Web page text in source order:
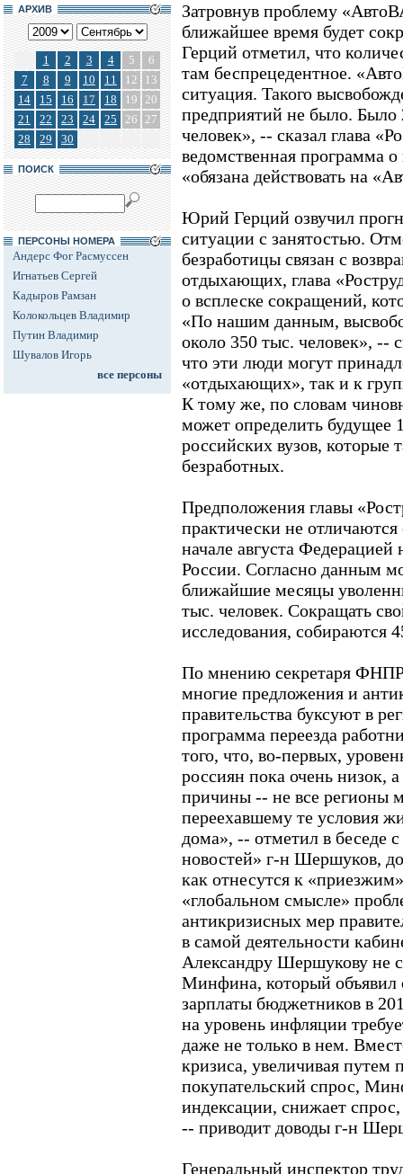
АРХИВ
1 2 3 4 5
6
7
8 9 10 11 12
13
14
15 16 17 18 19 20
21
22 23 24 25 26 27
28
29 30
ПОИСК
ПЕРСОНЫ НОМЕРА
Андерс Фог Расмуссен
Игнатьев Сергей
Кадыров Рамзан
Колокольцев Владимир
Путин Владимир
Шувалов Игорь
все персоны
Затровнув проблему
ближайшее время будет
Герций отметил, что
там беспрецедентное.
ситуация. Такого
предприятий не было. Было
человек», -- сказал глава
ведомственная программа
«обязана действовать на
Юрий Герций озвучил
ситуации с занятостью.
безработицы связан с
отдыхающих, глава
о всплеске сокращений,
«По нашим данным,
около 350 тыс. человек», --
что эти люди могут
«отдыхающих», так и к
К тому же, по словам
может определить будущее
российских вузов, которые
безработных.
Предположения главы
практически не отличаются
начале августа
России. Согласно данным
ближайшие месяцы
тыс. человек. Сокращать
исследования, собираются
По мнению секретаря
многие предложения и
правительства буксуют в
программа переезда
того, что, во-первых,
россиян пока очень низок,
причины -- не все регионы
переехавшему те условия
дома», -- отметил в беседе
новостей» г-н Шершуков,
как отнесутся к
«глобальном смысле»
антикризисных мер
в самой деятельности
Александру Шершукову не
Минфина, который объявил
зарплаты бюджетников в
на уровень инфляции
даже не только в нем.
кризиса, увеличивая путем
покупательский спрос,
индексации, снижает
-- приводит доводы г-н
Генеральный инспектор